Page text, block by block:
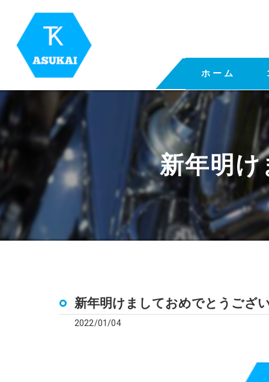
ホーム
新年明
新年明けましておめでとうござ
2022/01/04